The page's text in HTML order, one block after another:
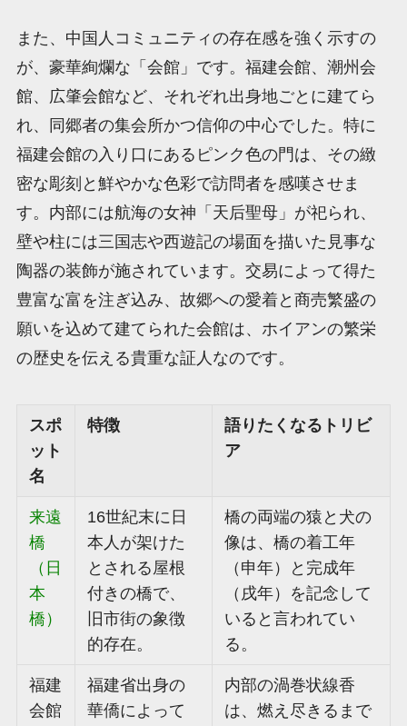
また、中国人コミュニティの存在感を強く示すの
が、豪華絢爛な「会館」です。福建会館、潮州会
館、広肇会館など、それぞれ出身地ごとに建てら
れ、同郷者の集会所かつ信仰の中心でした。特に
福建会館の入り口にあるピンク色の門は、その緻
密な彫刻と鮮やかな色彩で訪問者を感嘆させま
す。内部には航海の女神「天后聖母」が祀られ、
壁や柱には三国志や西遊記の場面を描いた見事な
陶器の装飾が施されています。交易によって得た
豊富な富を注ぎ込み、故郷への愛着と商売繁盛の
願いを込めて建てられた会館は、ホイアンの繁栄
の歴史を伝える貴重な証人なのです。
スポ
ット
名
特徴
語りたくなるトリビ
ア
来遠
橋
（日
本
橋）
16世紀末に日
本人が架けた
とされる屋根
付きの橋で、
旧市街の象徴
的存在。
橋の両端の猿と犬の
像は、橋の着工年
（申年）と完成年
（戌年）を記念して
いると言われてい
る。
福建
会館
福建省出身の
華僑によって
内部の渦巻状線香
は、燃え尽きるまで